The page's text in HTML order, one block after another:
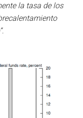
la tasa de los